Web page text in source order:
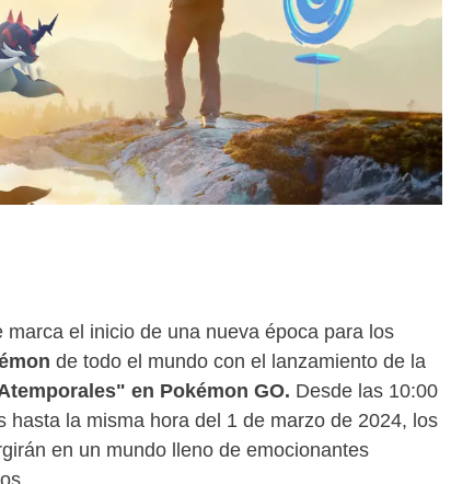
marca el inicio de una nueva época para los
de todo el mundo con el lanzamiento de la
en Pokémon GO. Desde las 10:00
hasta la misma hora del 1 de marzo de 2024, los
en un mundo lleno de emocionantes